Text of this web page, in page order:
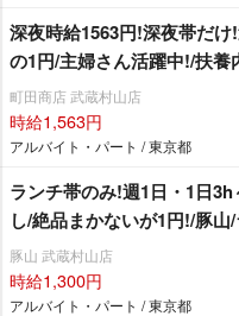
深夜時給1563円!深夜帯だ
の1円/主婦さん活躍中!/扶養
町田商店 武蔵村山店
時給1,563円
アルバイト・パート / 東京都
ランチ帯のみ!週1日・1日
し/絶品まかないが1円!/豚
豚山 武蔵村山店
時給1,300円
アルバイト・パート / 東京都